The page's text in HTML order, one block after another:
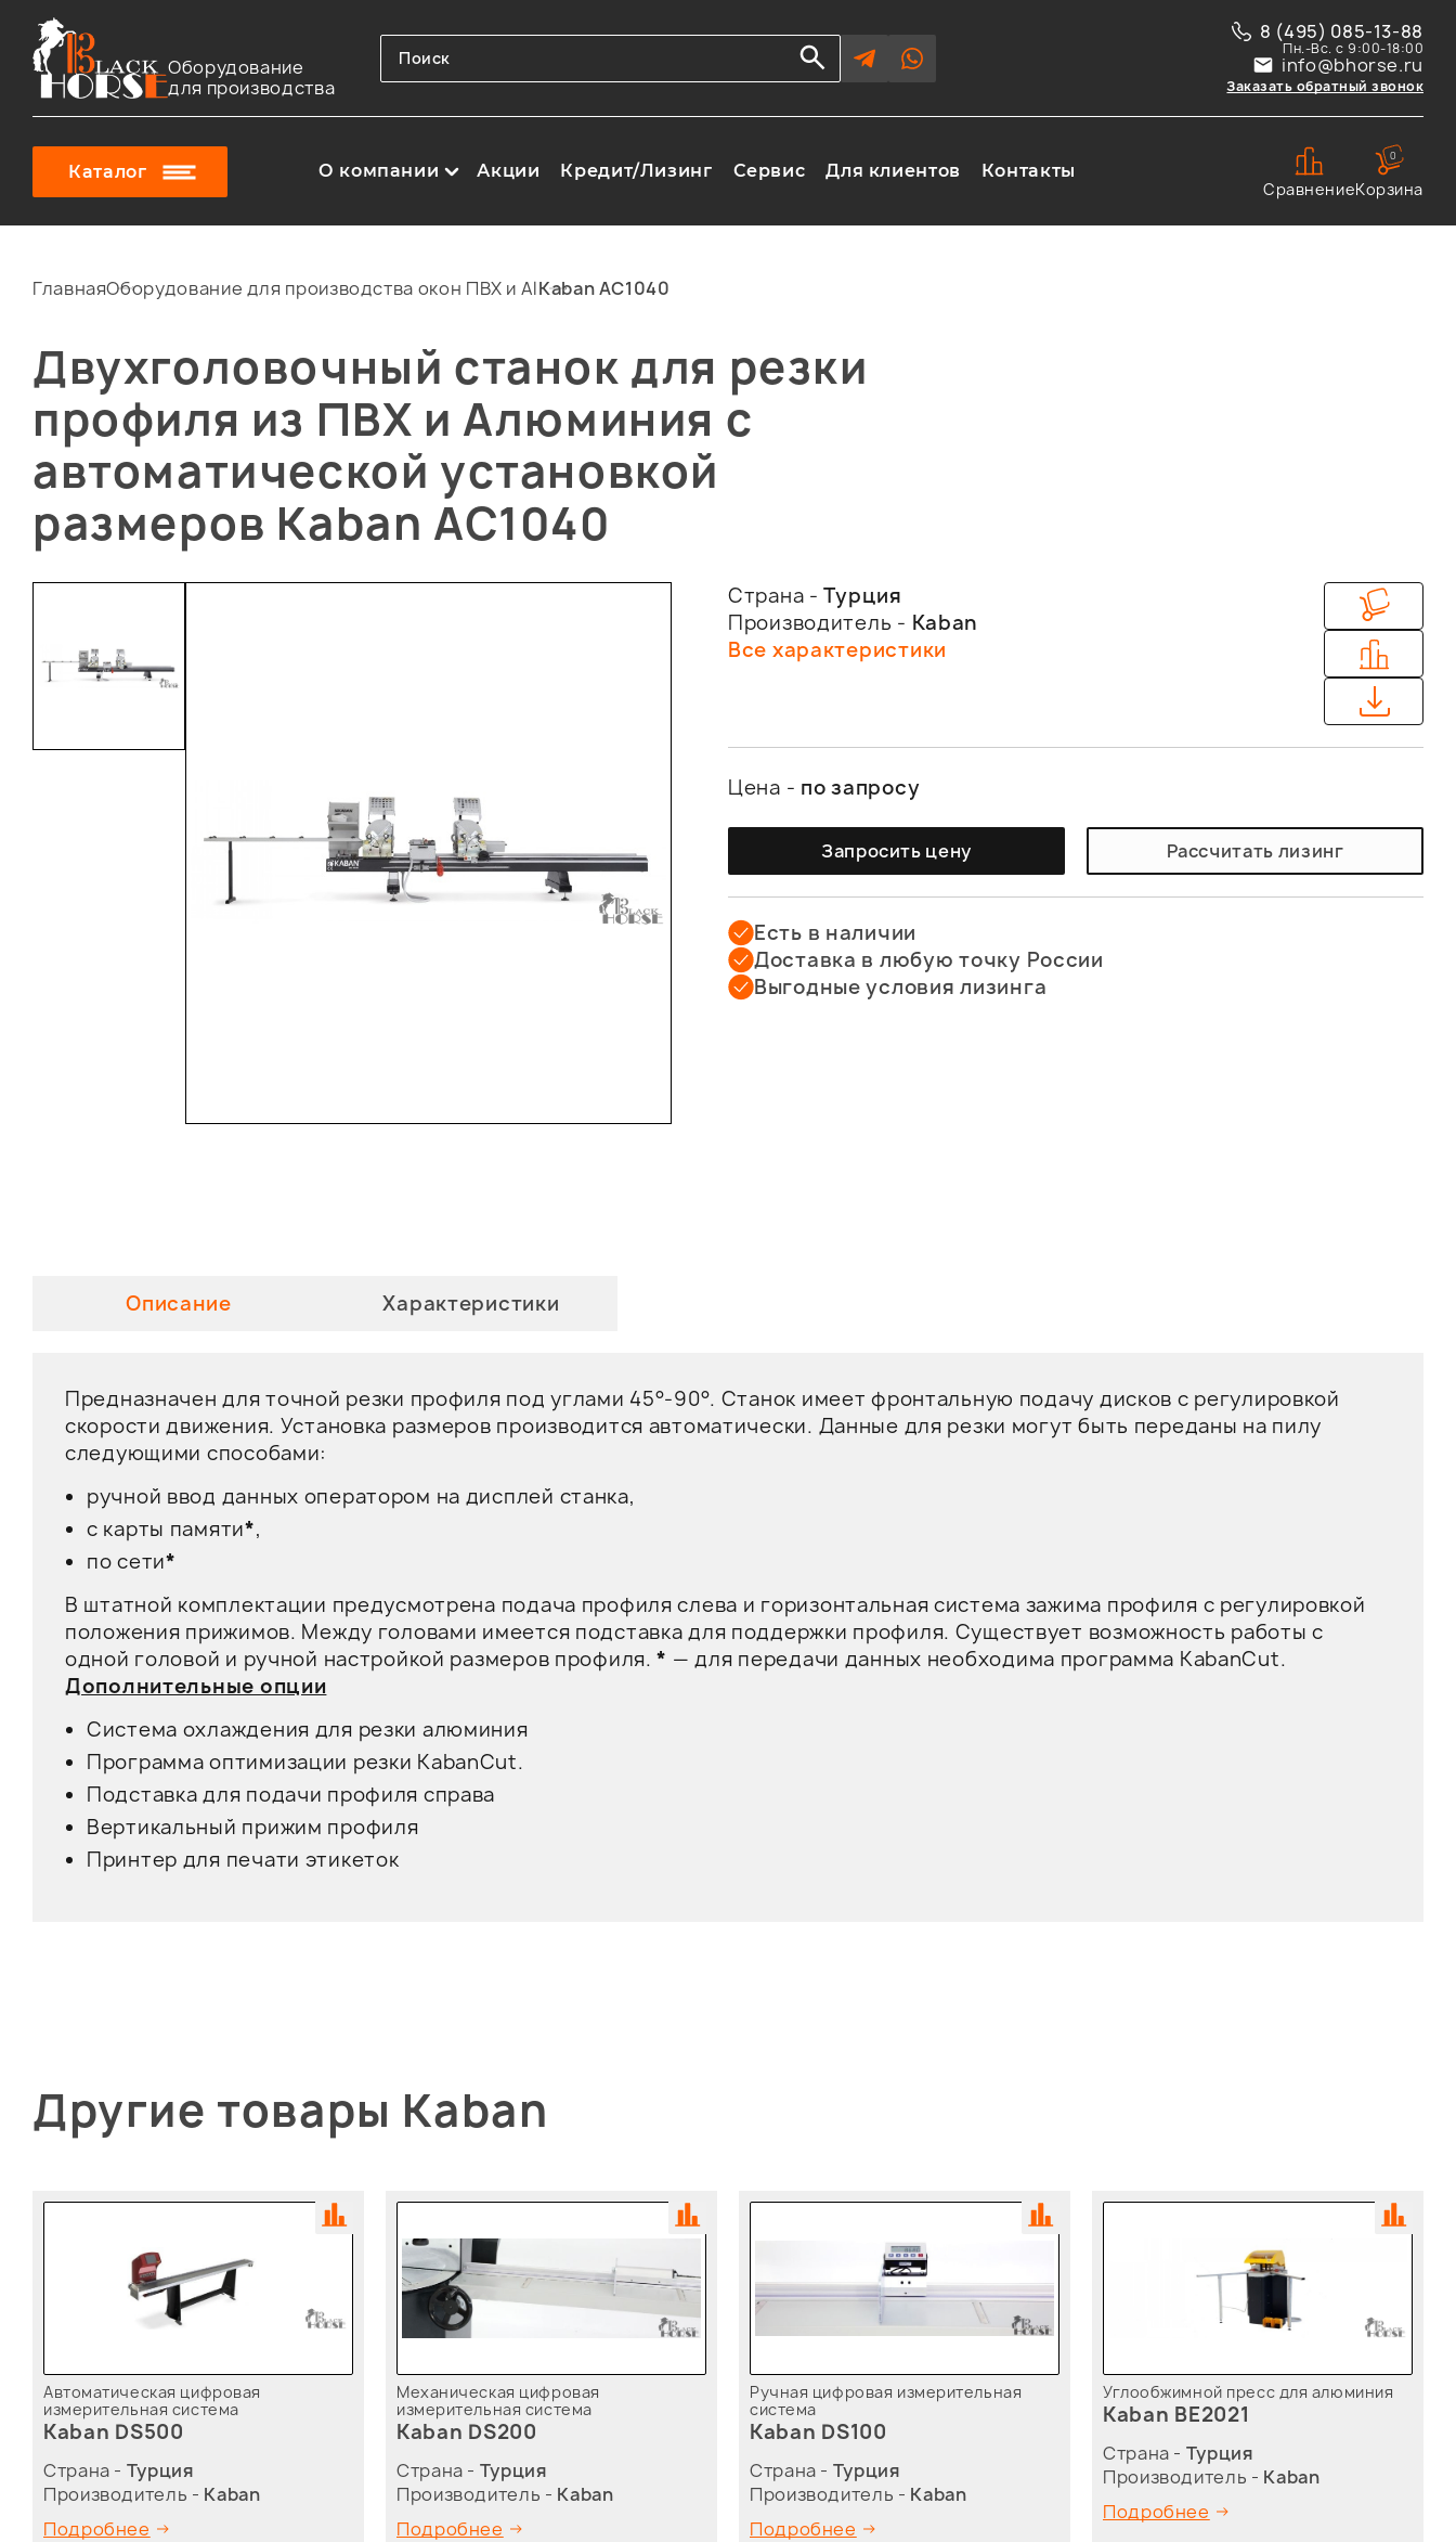
Оборудование
для производства
8 (495) 085-13-88
Пн.-Вс. с 9:00-18:00
info@bhorse.ru
Заказать обратный звонок
Каталог О компании Акции Кредит/Лизинг Сервис Для клиентов
Контакты
Сравнение
0
Корзина
ГлавнаяОборудование для производства окон ПВХ и AlKaban AC1040
Двухголовочный станок для резки
профиля из ПВХ и Алюминия с
автоматической установкой
размеров Kaban AC1040
Страна -Турция
Производитель - Kaban
Все характеристики
Цена - по запросу
Запросить цену Рассчитать лизинг
Есть в наличии
Доставка в любую точку России
Выгодные условия лизинга
Описание Характеристики
Предназначен для точной резки профиля под углами 45°-90°. Станок имеет фронтальную подачу дисков с регулировкой
скорости движения. Установка размеров производится автоматически. Данные для резки могут быть переданы на пилу
следующими способами:
ручной ввод данных оператором на дисплей станка,
с карты памяти*,
по сети*
В штатной комплектации предусмотрена подача профиля слева и горизонтальная система зажима профиля с регулировкой
положения прижимов. Между головами имеется подставка для поддержки профиля. Существует возможность работы с
одной головой и ручной настройкой размеров профиля.* — для передачи данных необходима программа KabanCut.
Дополнительные опции
Система охлаждения для резки алюминия
Программа оптимизации резки KabanCut.
Подставка для подачи профиля справа
Вертикальный прижим профиля
Принтер для печати этикеток
Другие товары Kaban
Автоматическая цифровая
измерительная система
Kaban DS500
Страна - Турция
Производитель - Kaban
Подробнее
Механическая цифровая
измерительная система
Kaban DS200
Страна - Турция
Производитель - Kaban
Подробнее
Ручная цифровая измерительная
система
Kaban DS100
Страна - Турция
Производитель - Kaban
Подробнее
Углообжимной пресс для алюминия
Kaban BE2021
Страна - Турция
Производитель - Kaban
Подробнее